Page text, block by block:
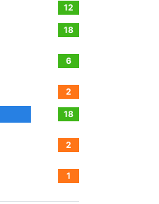
12
18
6
2
18
2
1